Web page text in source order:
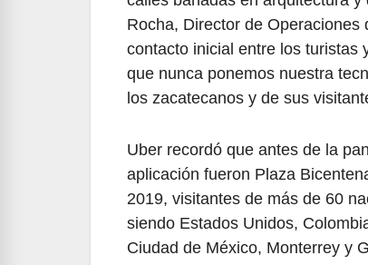
Rocha, Director de
contacto inicial entre los turistas
que nunca ponemos nuestra
los zacatecanos y de sus
Uber recordó que antes de la
aplicación fueron Plaza
2019, visitantes de más de 60
siendo Estados Unidos,
Ciudad de México, Monterrey y